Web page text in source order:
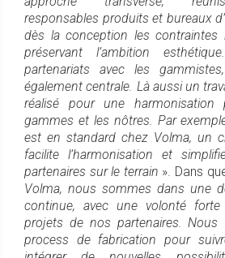
responsables produits et bureaux
dès la conception les contraintes
préservant l’ambition
partenariats avec les
également centrale. Là aussi un
réalisé pour une harmonisation
gammes et les nôtres. Par
est en standard chez Volma, un
facilite l’harmonisation et
partenaires sur le terrain ». Dans
Volma, nous sommes dans une
continue, avec une volonté forte
projets de nos partenaires. Nous
process de fabrication pour